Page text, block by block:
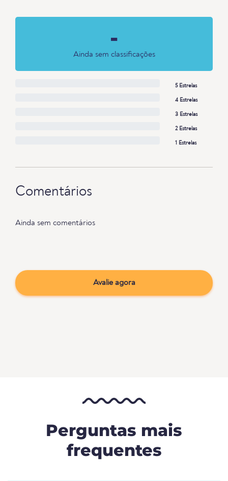
-
Ainda sem classificações
5 Estrelas
4 Estrelas
3 Estrelas
2 Estrelas
1 Estrelas
Comentários
Ainda sem comentários
Avalie agora
Perguntas mais
frequentes